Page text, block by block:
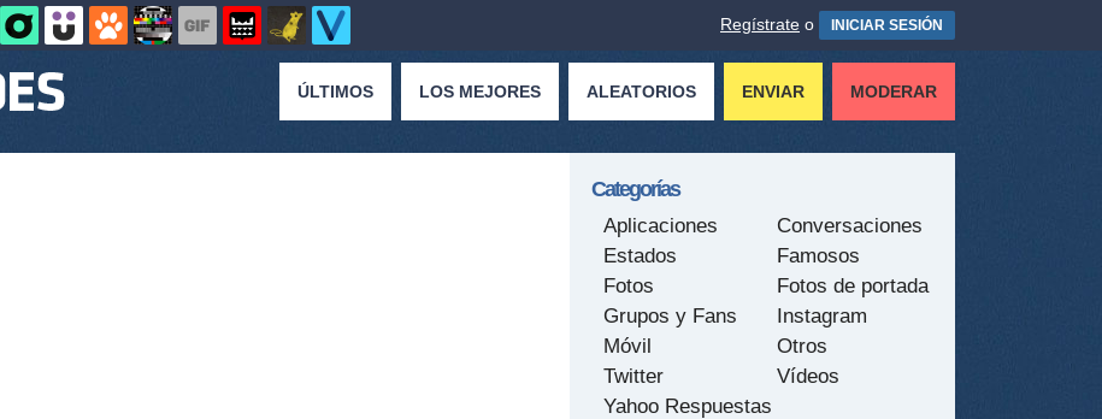
Regístrate o INICIAR SESIÓN
ÚLTIMOS LOS MEJORES ALEATORIOS ENVIAR MODERAR
Categorías
Aplicaciones
Conversaciones
Estados
Famosos
Fotos
Fotos de portada
Grupos y Fans
Instagram
Móvil
Otros
Twitter
Vídeos
Yahoo Respuestas